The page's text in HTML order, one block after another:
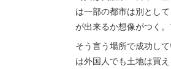
は一部の都市は別とし
が出来るか想像がつく
そう言う場所で成功し
は外国人でも土地は買